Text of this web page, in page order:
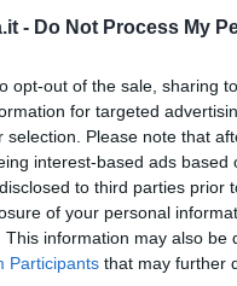
- Do Not Process My
opt-out of the sale, sharing
for targeted
selection. Please note that
interest-based ads
to third parties prior
of your personal
This information may also
Participants that may further
leggere che non
caso meglio
per colmare la
senza rovinare
le regole su come
vi è anche